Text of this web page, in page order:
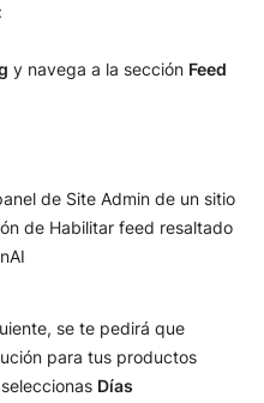
y navega a la sección Feed
se te pedirá que
para tus productos
Días